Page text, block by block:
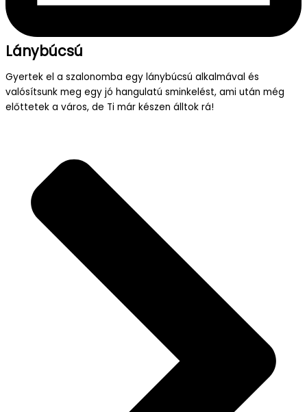
Lánybúcsú
Gyertek el a szalonomba egy lánybúcsú alkalmával és
valósítsunk meg egy jó hangulatú sminkelést, ami után még
előttetek a város, de Ti már készen álltok rá!